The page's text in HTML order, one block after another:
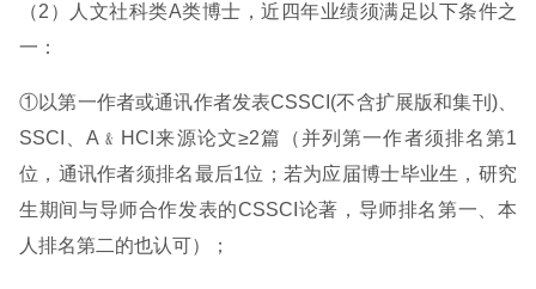
（2）人文社科类A类博士，近四年业绩须满足以下条件之
一：
①以第一作者或通讯作者发表CSSCI(不含扩展版和集刊)、
SSCI、A﹠HCI来源论文≥2篇（并列第一作者须排名第1
位，通讯作者须排名最后1位；若为应届博士毕业生，研究
生期间与导师合作发表的CSSCI论著，导师排名第一、本
人排名第二的也认可）；